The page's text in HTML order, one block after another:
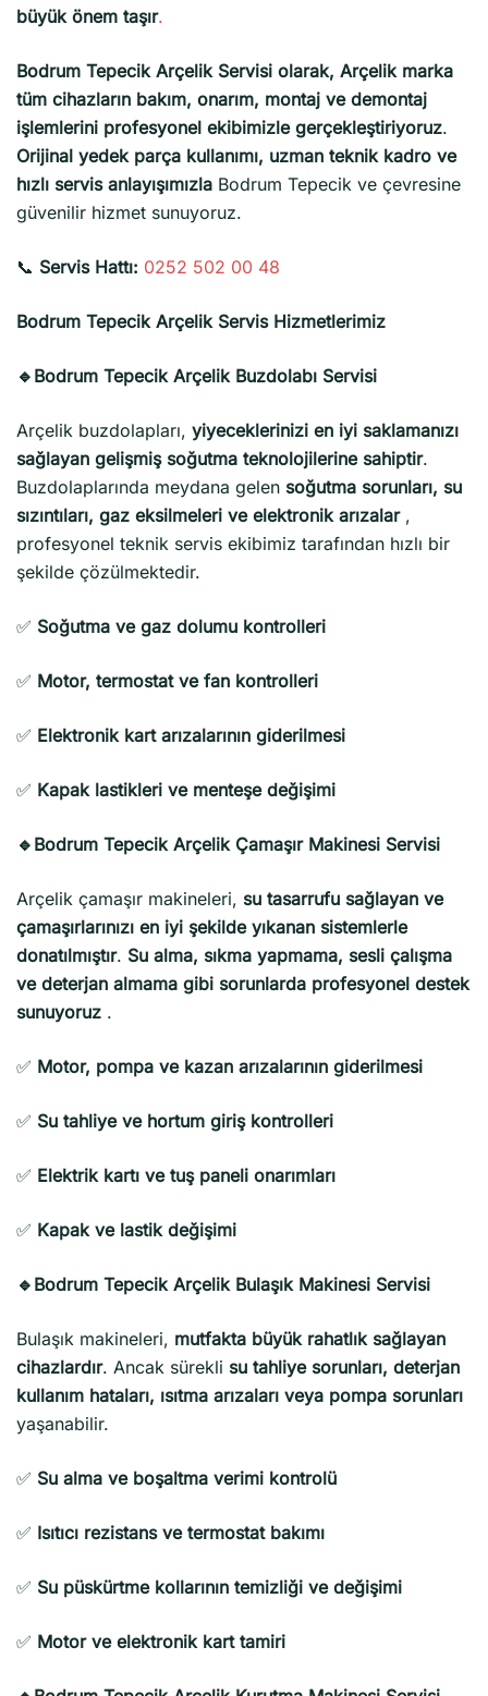
büyük önem taşır.
Bodrum Tepecik Arçelik Servisi olarak, Arçelik marka
tüm cihazların bakım, onarım, montaj ve demontaj
işlemlerini profesyonel ekibimizle gerçekleştiriyoruz.
Orijinal yedek parça kullanımı, uzman teknik kadro ve
hızlı servis anlayışımızla Bodrum Tepecik ve çevresine
güvenilir hizmet sunuyoruz.
📞 Servis Hattı: 0252 502 00 48
Bodrum Tepecik Arçelik Servis Hizmetlerimiz
🔹Bodrum Tepecik Arçelik Buzdolabı Servisi
Arçelik buzdolapları, yiyeceklerinizi en iyi saklamanızı
sağlayan gelişmiş soğutma teknolojilerine sahiptir.
Buzdolaplarında meydana gelen soğutma sorunları, su
sızıntıları, gaz eksilmeleri ve elektronik arızalar,
profesyonel teknik servis ekibimiz tarafından hızlı bir
şekilde çözülmektedir.
✅ Soğutma ve gaz dolumu kontrolleri
✅ Motor, termostat ve fan kontrolleri
✅ Elektronik kart arızalarının giderilmesi
✅ Kapak lastikleri ve menteşe değişimi
🔹Bodrum Tepecik Arçelik Çamaşır Makinesi Servisi
Arçelik çamaşır makineleri, su tasarrufu sağlayan ve
çamaşırlarınızı en iyi şekilde yıkanan sistemlerle
donatılmıştır. Su alma, sıkma yapmama, sesli çalışma
ve deterjan almama gibi sorunlarda profesyonel destek
sunuyoruz .
✅ Motor, pompa ve kazan arızalarının giderilmesi
✅ Su tahliye ve hortum giriş kontrolleri
✅ Elektrik kartı ve tuş paneli onarımları
✅ Kapak ve lastik değişimi
🔹Bodrum Tepecik Arçelik Bulaşık Makinesi Servisi
Bulaşık makineleri, mutfakta büyük rahatlık sağlayan
cihazlardır. Ancak sürekli su tahliye sorunları, deterjan
kullanım hataları, ısıtma arızaları veya pompa sorunları
yaşanabilir.
✅ Su alma ve boşaltma verimi kontrolü
✅ Isıtıcı rezistans ve termostat bakımı
✅ Su püskürtme kollarının temizliği ve değişimi
✅ Motor ve elektronik kart tamiri